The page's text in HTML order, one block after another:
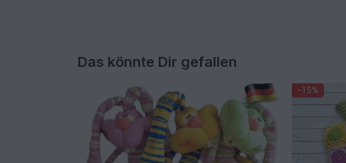
Das könnte Dir gefallen
-15%